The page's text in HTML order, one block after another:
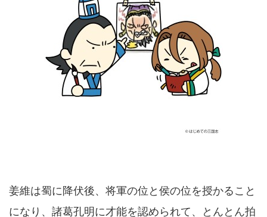
姜維は蜀に降伏後、将軍の位と侯の位を授かること
になり、諸葛孔明に才能を認められて、とんとん拍